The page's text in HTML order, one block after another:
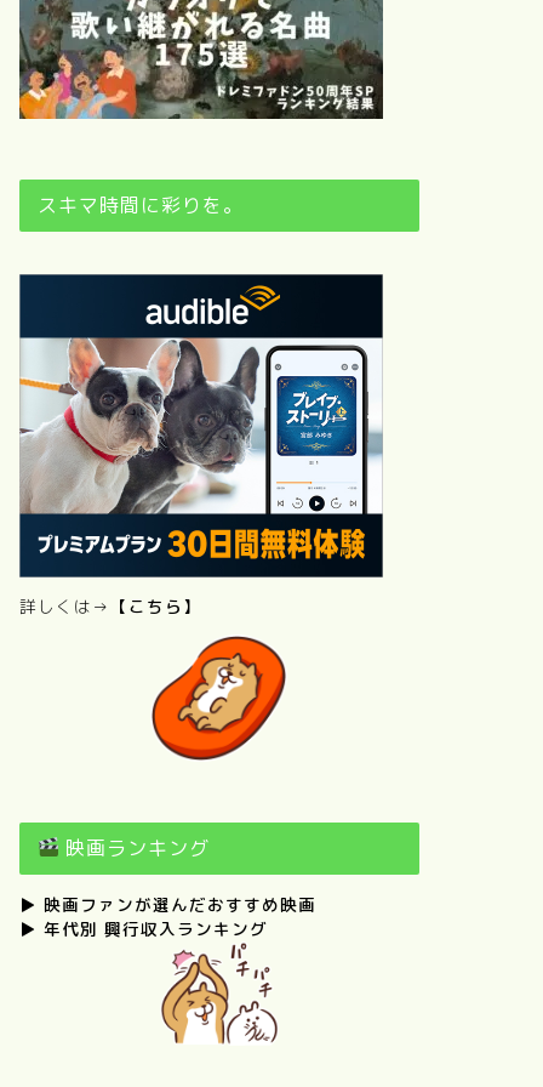
スキマ時間に彩りを。
詳しくは→ 【こちら】
映画ランキング
▶ 映画ファンが選んだおすすめ映画
▶ 年代別 興行収入ランキング